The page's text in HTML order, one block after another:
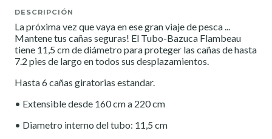
DESCRIPCIÓN
La próxima vez que vaya en ese gran viaje de pesca ...
Mantene tus cañas seguras! El Tubo-Bazuca Flambeau
tiene 11,5 cm de diámetro para proteger las cañas de hasta
7.2 pies de largo en todos sus desplazamientos.
Hasta 6 cañas giratorias estandar.
• Extensible desde 160 cm a 220 cm
• Diametro interno del tubo: 11,5 cm